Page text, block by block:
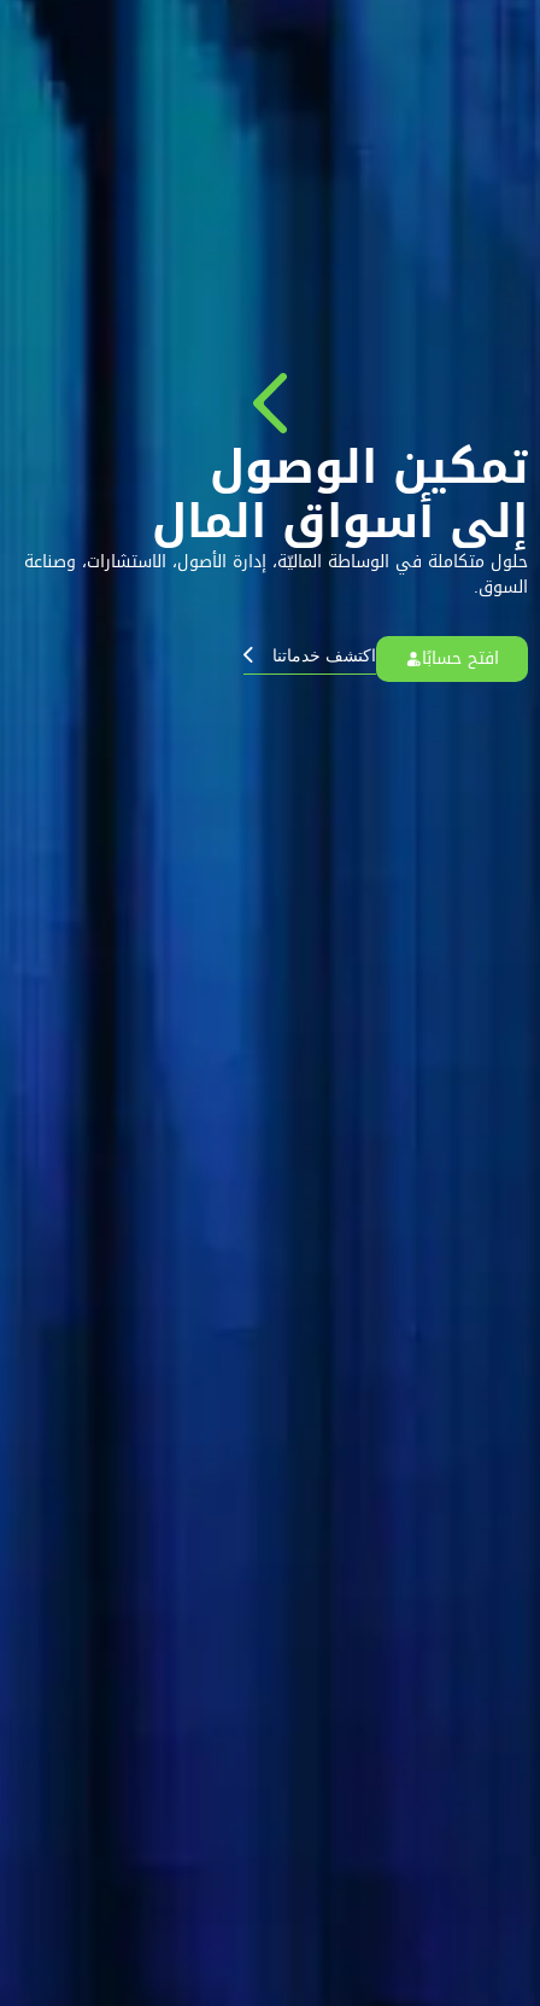
الوصول
أسواق المال
متكاملة في الوساطة الماليّة، إدارة الأصول، الاستشارات، وصناعة
افتح حسابًا اكتشف خدماتنا